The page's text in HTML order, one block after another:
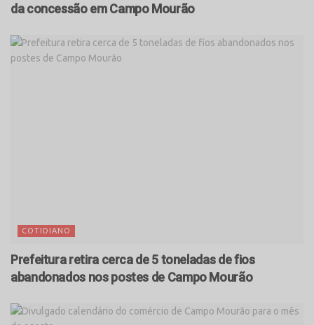
da concessão em Campo Mourão
COTIDIANO
Prefeitura retira cerca de 5 toneladas de fios
abandonados nos postes de Campo Mourão